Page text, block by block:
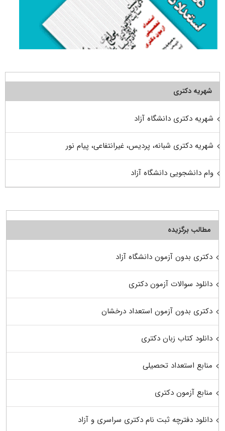
شهریه دکتری
شهریه دکتری دانشگاه آزاد
شهریه دکتری شبانه، پردیس، غیرانتفاعی، پیام نور
وام دانشجویی دانشگاه آزاد
مطالب برگزیده
دکتری بدون آزمون دانشگاه آزاد
دانلود سوالات آزمون دکتری
دکتری بدون آزمون استعداد درخشان
دانلود کتاب زبان دکتری
منابع استعداد تحصیلی
منابع آزمون دکتری
دانلود دفترچه ثبت نام دکتری سراسری و آزاد